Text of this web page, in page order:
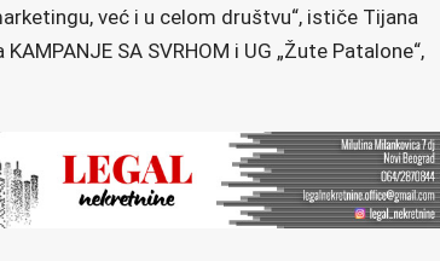
već i u celom društvu“, ističe Tijana
SA SVRHOM i UG „Žute Patalone“,